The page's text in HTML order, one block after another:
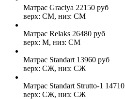
Матрас Graciya 22150 руб
верх: СМ, низ: СМ
Матрас Relaks 26480 руб
верх: М, низ: СМ
Матрас Standart 13960 руб
верх: СЖ, низ: СЖ
Матрас Standart Strutto-1 14710
верх: СЖ, низ: СЖ